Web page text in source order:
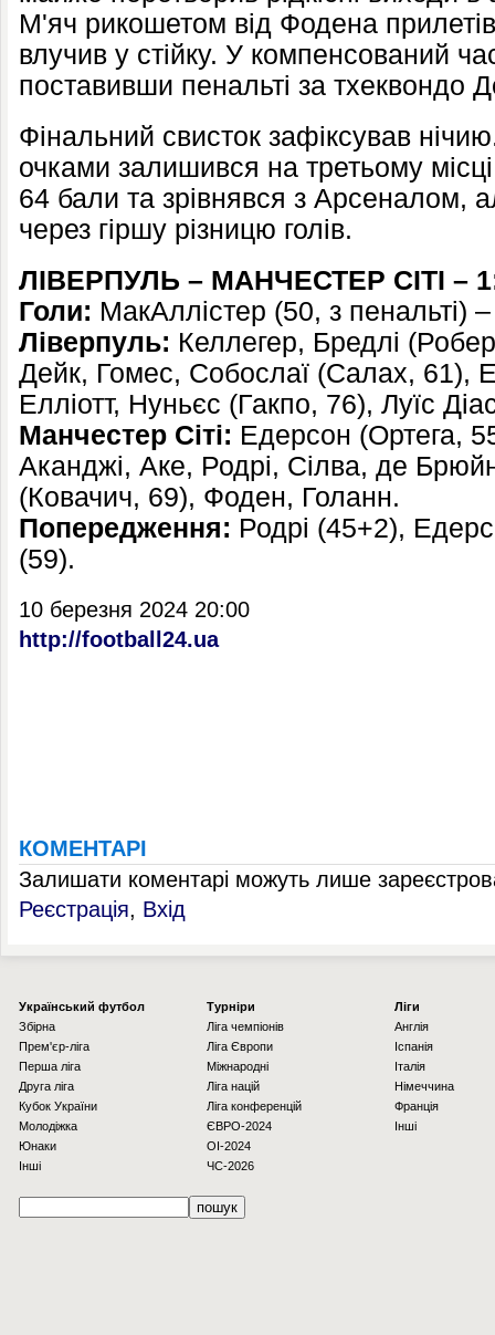
М'яч рикошетом від Фодена
влучив у стійку. У компенсований
поставивши пенальті за тхеквондо
Фінальний свисток зафіксував
очками залишився на третьому
64 бали та зрівнявся з Арсеналом,
через гіршу різницю голів.
ЛІВЕРПУЛЬ – МАНЧЕСТЕР СІТІ –
Голи: МакАллістер (50, з пенальті)
Ліверпуль: Келлегер, Бредлі
Дейк, Гомес, Собослаї (Салах, 61),
Елліотт, Нуньєс (Гакпо, 76), Луїс
Манчестер Сіті: Едерсон (Ортега,
Аканджі, Аке, Родрі, Сілва, де
(Ковачич, 69), Фоден, Голанн.
Попередження: Родрі (45+2),
(59).
10 березня 2024 20:00
http://football24.ua
КОМЕНТАРІ
Залишати коментарі можуть лише
Реєстрація, Вхід
Українcький футбол
Збірна
Прем'єр-ліга
Перша ліга
Друга ліга
Кубок України
Молодіжка
Юнаки
Інші
Турніри
Ліга чемпіонів
Ліга Європи
Міжнародні
Ліга націй
Ліга конференцій
ЄВРО-2024
OI-2024
ЧС-2026
Ліги
Англія
Іспанія
Італія
Німеччина
Франція
Інші